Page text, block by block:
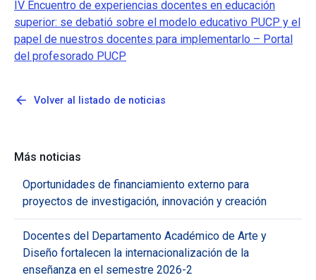
IV Encuentro de experiencias docentes en educación
superior: se debatió sobre el modelo educativo PUCP y el
papel de nuestros docentes para implementarlo – Portal
del profesorado PUCP
arrow_back Volver al listado de noticias
Más noticias
Oportunidades de financiamiento externo para
proyectos de investigación, innovación y creación
Docentes del Departamento Académico de Arte y
Diseño fortalecen la internacionalización de la
enseñanza en el semestre 2026-2